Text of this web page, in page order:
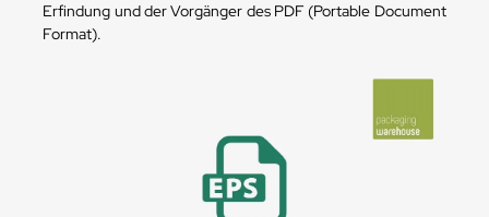
Erfindung und der Vorgänger des PDF (Portable Document
Format).